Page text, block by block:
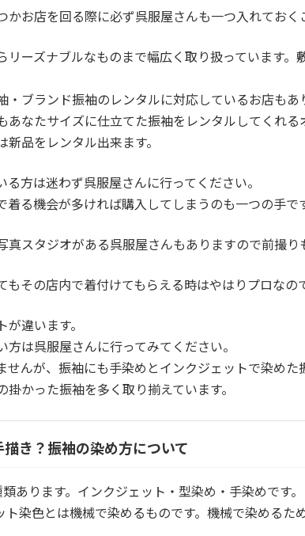
かお店を回る際に必ず呉服屋さんも一つ入れておく
リーズナブルなものまで幅広く取り扱っています
・ブランド振袖のレンタルに対応しているお店もあ
あなたサイズに仕立てた振袖をレンタルしてくれ
品をレンタル出来ます。
る方は迷わず呉服屋さんに行ってください。
着る機会が多ければ購入してしまうのも一つの手
真スタジオがある呉服屋さんもありますので前撮り
もその店内で着付けてもらえる時はやはりプロなの
が違います。
方は呉服屋さんに行ってみてください。
せんが、振袖にも手染めとインクジェットで染め
かった振袖を多く取り揃えています。
き？振袖の染め方について
あります。インクジェット・型染め・手染めです
ト染色とは機械で染めるものです。機械で染めるた